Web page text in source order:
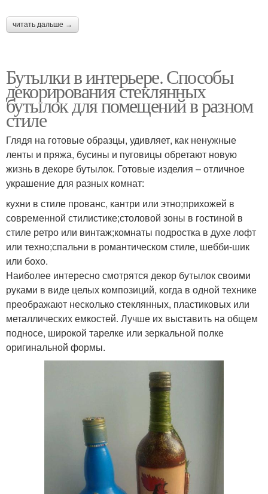
читать дальше →
Бутылки в интерьере. Способы
декорирования стеклянных
бутылок для помещений в разном
стиле
Глядя на готовые образцы, удивляет, как ненужные
ленты и пряжа, бусины и пуговицы обретают новую
жизнь в декоре бутылок. Готовые изделия – отличное
украшение для разных комнат:
кухни в стиле прованс, кантри или этно;прихожей в
современной стилистике;столовой зоны в гостиной в
стиле ретро или винтаж;комнаты подростка в духе лофт
или техно;спальни в романтическом стиле, шебби-шик
или бохо.
Наиболее интересно смотрятся декор бутылок своими
руками в виде целых композиций, когда в одной технике
преображают несколько стеклянных, пластиковых или
металлических емкостей. Лучше их выставить на общем
подносе, широкой тарелке или зеркальной полке
оригинальной формы.